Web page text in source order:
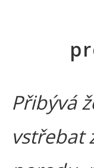
Přibývá
vstřebat